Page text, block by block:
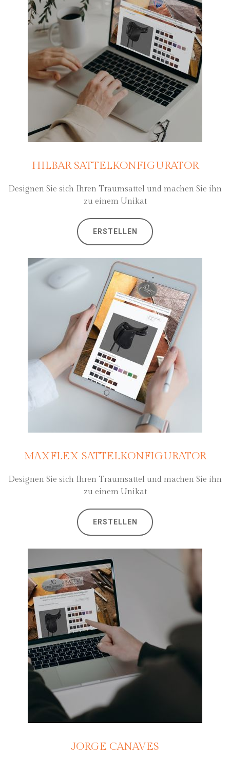
HILBAR SATTELKONFIGURATOR
Designen Sie sich Ihren Traumsattel und machen Sie ihn
zu einem Unikat
ERSTELLEN
MAXFLEX SATTELKONFIGURATOR
Designen Sie sich Ihren Traumsattel und machen Sie ihn
zu einem Unikat
ERSTELLEN
JORGE CANAVES